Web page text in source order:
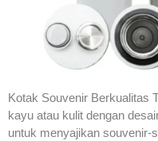
Kotak Souvenir Berkualitas
kayu atau kulit dengan
untuk menyajikan souvenir-